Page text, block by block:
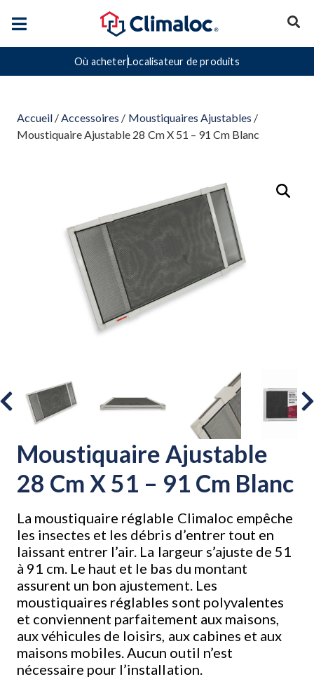
Où acheterLocalisateur de produits
Accueil /Accessoires / Moustiquaires Ajustables /
Moustiquaire Ajustable 28 Cm X 51 – 91 Cm Blanc
Moustiquaire Ajustable
28 Cm X 51 – 91 Cm Blanc
La moustiquaire réglable Climaloc empêche
les insectes et les débris d’entrer tout en
laissant entrer l’air. La largeur s’ajuste de 51
à 91 cm. Le haut et le bas du montant
assurent un bon ajustement. Les
moustiquaires réglables sont polyvalentes
et conviennent parfaitement aux maisons,
aux véhicules de loisirs, aux cabines et aux
maisons mobiles. Aucun outil n’est
nécessaire pour l’installation.